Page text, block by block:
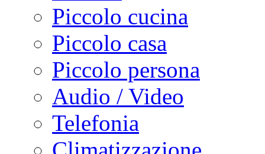
Piccolo cucina
Piccolo casa
Piccolo persona
Audio / Video
Telefonia